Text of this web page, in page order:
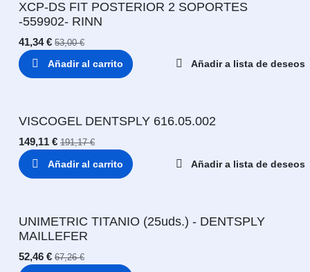
XCP-DS FIT POSTERIOR 2 SOPORTES
-559902- RINN
41,34€ 53,00€
Añadir al carrito Añadir a lista de deseos
VISCOGEL DENTSPLY 616.05.002
149,11 € 191,17€
Añadir al carrito Añadir a lista de deseos
UNIMETRIC TITANIO (25uds.) - DENTSPLY
MAILLEFER
52,46 € 67,26€